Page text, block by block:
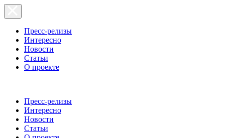
Пресс-релизы
Интересно
Новости
Статьи
О проекте
Пресс-релизы
Интересно
Новости
Статьи